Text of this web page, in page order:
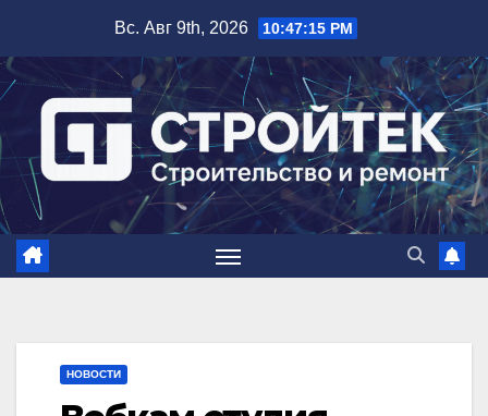
содержимому
Вс. Авг 9th, 2026 10:47:16 PM
НОВОСТИ